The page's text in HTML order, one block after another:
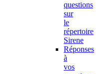
questions
sur
le
répertoire
Sirene
Réponses
à
vos